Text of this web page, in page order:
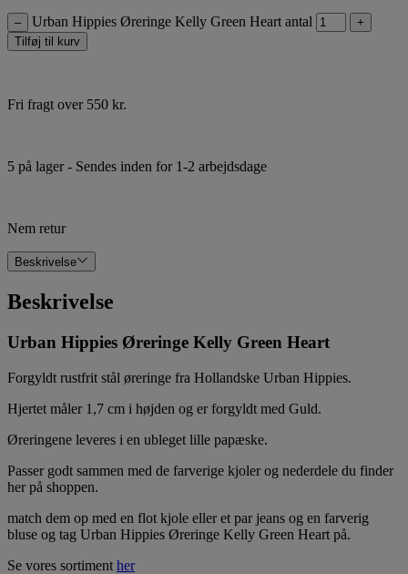
– Urban Hippies Øreringe Kelly Green Heart antal
+
Tilføj til kurv
Fri fragt over 550 kr.
5 på lager - Sendes inden for 1-2 arbejdsdage
Nem retur
Beskrivelse
Beskrivelse
Urban Hippies Øreringe Kelly Green Heart
Forgyldt rustfrit stål øreringe fra Hollandske Urban Hippies.
Hjertet måler 1,7 cm i højden og er forgyldt med Guld.
Øreringene leveres i en ubleget lille papæske.
Passer godt sammen med de farverige kjoler og nederdele du finder
her på shoppen.
match dem op med en flot kjole eller et par jeans og en farverig
bluse og tag Urban Hippies Øreringe Kelly Green Heart på.
Se vores sortiment her